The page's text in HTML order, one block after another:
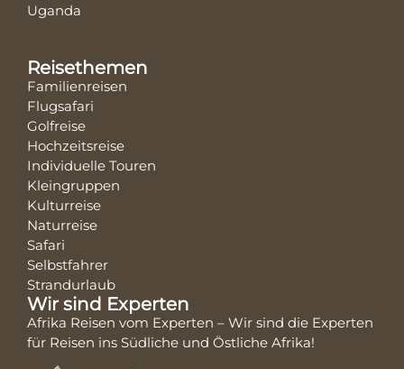
Uganda
Reisethemen
Familienreisen
Flugsafari
Golfreise
Hochzeitsreise
Individuelle Touren
Kleingruppen
Kulturreise
Naturreise
Safari
Selbstfahrer
Strandurlaub
Wir sind Experten
Afrika Reisen vom Experten – Wir sind die Experten
für Reisen ins Südliche und Östliche Afrika!